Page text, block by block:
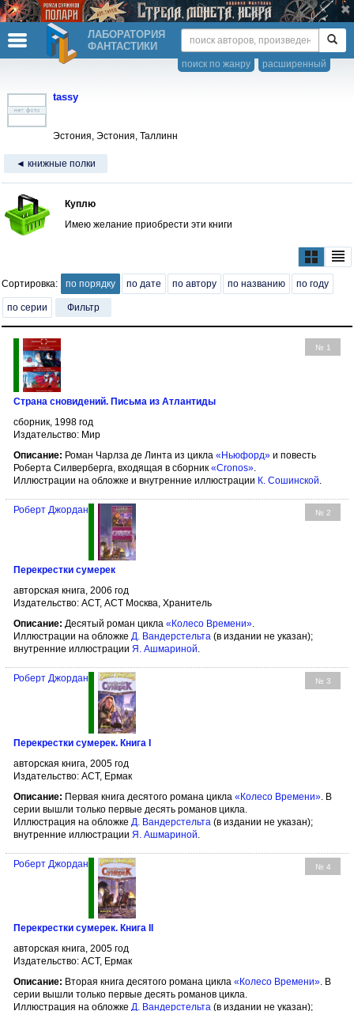
ЛАБОРАТОРИЯ
ФАНТАСТИКИ
расширенный
поиск по жанру
tassy
Эстония, Эстония, Таллинн
◄ книжные полки
Куплю
Имею желание приобрести эти книги
Сортировка: по порядку по дате по автору по названию по году
по серии Фильтр
№ 1
Страна сновидений. Письма из Атлантиды
сборник, 1998 год
Издательство: Мир
Описание: Роман Чарлза де Линта из цикла «Ньюфорд» и повесть
Роберта Силверберга, входящая в сборник «Cronos».
Иллюстрации на обложке и внутренние иллюстрации К. Сошинской.
№ 2
Роберт Джордан
Перекрестки сумерек
авторская книга, 2006 год
Издательство: АСТ, АСТ Москва, Хранитель
Описание: Десятый роман цикла «Колесо Времени».
Иллюстрации на обложке Д. Вандерстельта (в издании не указан);
внутренние иллюстрации Я. Ашмариной.
№ 3
Роберт Джордан
Перекрестки сумерек. Книга I
авторская книга, 2005 год
Издательство: АСТ, Ермак
Описание: Первая книга десятого романа цикла «Колесо Времени» . В
серии вышли только первые десять романов цикла.
Иллюстрация на обложке Д. Вандерстельта (в издании не указан);
внутренние иллюстрации Я. Ашмариной
№ 4
Роберт Джордан
Перекрестки сумерек. Книга II
авторская книга, 2005 год
Издательство: АСТ, Ермак
Описание: Вторая книга десятого романа цикла «Колесо Времени». В
серии вышли только первые десять романов цикла.
Иллюстрация на обложке Д. Вандерстельта (в издании не указан);